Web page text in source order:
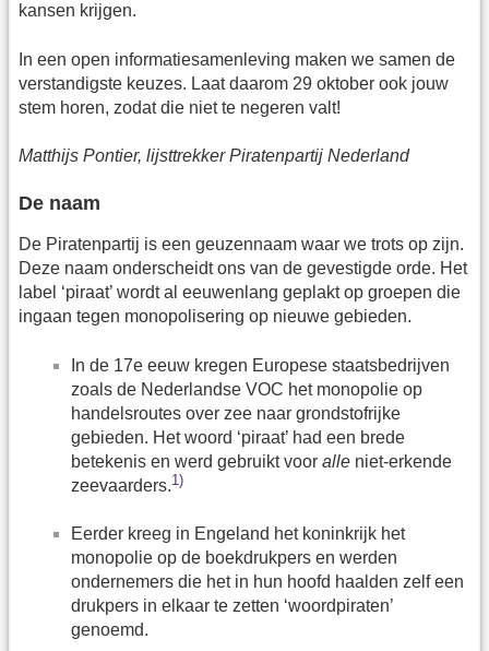
kansen krijgen.
In een open informatiesamenleving maken we samen de
verstandigste keuzes. Laat daarom 29 oktober ook jouw
stem horen, zodat die niet te negeren valt!
Matthijs Pontier, lijsttrekker Piratenpartij Nederland
De naam
De Piratenpartij is een geuzennaam waar we trots op zijn.
Deze naam onderscheidt ons van de gevestigde orde. Het
label ‘piraat’ wordt al eeuwenlang geplakt op groepen die
ingaan tegen monopolisering op nieuwe gebieden.
In de 17e eeuw kregen Europese staatsbedrijven
zoals de Nederlandse VOC het monopolie op
handelsroutes over zee naar grondstofrijke
gebieden. Het woord ‘piraat’ had een brede
betekenis en werd gebruikt voor alle niet-erkende
zeevaarders.1)
Eerder kreeg in Engeland het koninkrijk het
monopolie op de boekdrukpers en werden
ondernemers die het in hun hoofd haalden zelf een
drukpers in elkaar te zetten ‘woordpiraten’
genoemd.